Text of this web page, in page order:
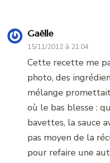
Gaëlle
15/11/2012 à 21:04
Cette recette me
photo, des
mélange
où le bas blesse :
bavettes, la sauce
pas moyen de la
pour refaire une